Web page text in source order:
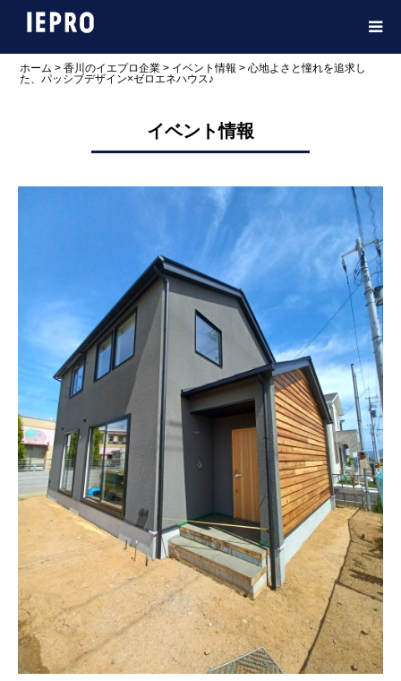
ホーム > 香川のイエプロ企業> イベント情報 > 心地よさと憧れを追求し
た、パッシブデザイン×ゼロエネハウス♪
イベント情報